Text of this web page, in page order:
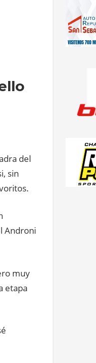
del
sin
Androni
muy
etapa